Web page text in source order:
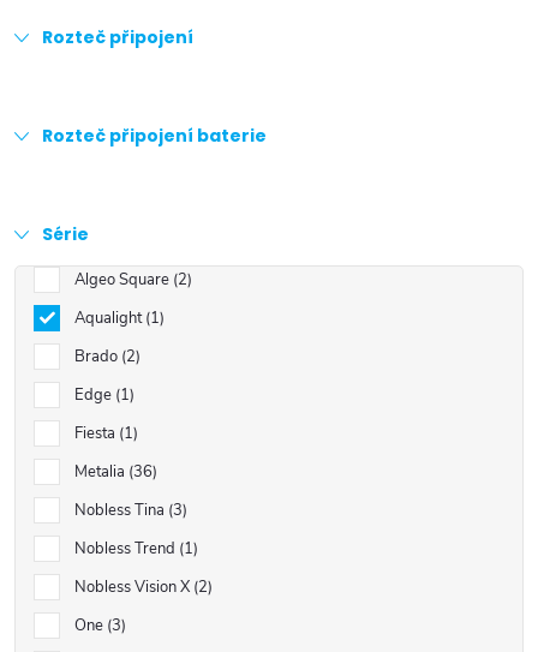
Rozteč připojení
Rozteč připojení baterie
Série
Algeo Square 2
Aqualight 1
Brado 2
Edge 1
Fiesta 1
Metalia 36
Nobless Tina 3
Nobless Trend 1
Nobless Vision X 2
One 3